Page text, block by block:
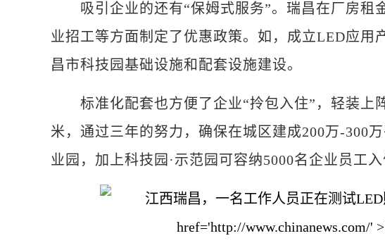
吸引企业的还有“保姆式服务”。瑞昌在厂房租
业招工等方面制定了优惠政策。如，成立LED应用
昌市科技园基础设施和配套设施建设。
标准化配套也方便了企业“拎包入住”，轻装上
米，通过三年的努力，确保在城区建成200万-300
业园，加上科技园·示范园可容纳5000名企业员工入